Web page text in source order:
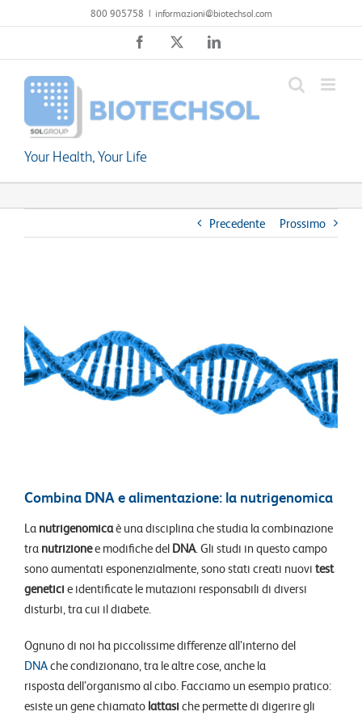
al
800 905758 | informazioni@biotechsol.com
Facebook LinkedIn
Your Health, Your Life
Precedente Prossimo
Combina DNA e alimentazione: la nutrigenomica
La nutrigenomicaè una disciplina che studia la combinazione
tra nutrizionee modifiche del DNA. Gli studi in questo campo
sono aumentati esponenzialmente, sono stati creati nuovi test
genetici e identificate le mutazioni responsabili di diversi
disturbi, tra cui il diabete.
Ognuno di noi ha piccolissime differenze all’interno del
DNAche condizionano, tra le altre cose, anche la
risposta dell’organismo al cibo. Facciamo un esempio pratico:
esiste un gene chiamato lattasi che permette di digerire gli